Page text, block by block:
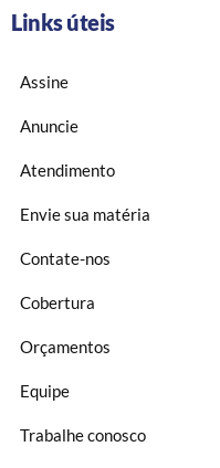
Links úteis
Assine
Anuncie
Atendimento
Envie sua matéria
Contate-nos
Cobertura
Orçamentos
Equipe
Trabalhe conosco